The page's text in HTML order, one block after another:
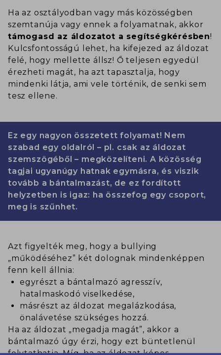
Ha az osztályodban vagy más közösségben
szemtanúja vagy ennek a folyamatnak, akkor
támogasd az áldozatot a segítségkérésben!
Kulcsfontosságú lehet, ha kifejezed az áldozat
felé, hogy mellette állsz! Ő teljesen egyedül
érezheti magát, ha azt tapasztalja, hogy
mindenki látja, ami vele történik, de senki sem
tesz ellene.
Ez egy nagyon összetett folyamat! Nem
szabad egy oldalról – pl. csak az áldozat
szemszögéből – megközelíteni. A közösség
tagjai ugyanúgy hatnak egymásra, és viszik
tovább a bántalmazást, de ez fordított
helyzetben is igaz: ha összefog egy csoport,
meg is szűnhet.
Azt figyelték meg, hogy a bullying
„működéséhez” két dolognak mindenképpen
fenn kell állnia:
egyrészt a bántalmazó agresszív,
hatalmaskodó viselkedése,
másrészt az áldozat megalázkodása,
önalávetése szükséges hozzá.
Ha az áldozat „megadja magát”, akkor a
bántalmazó úgy érzi, hogy ezt büntetlenül